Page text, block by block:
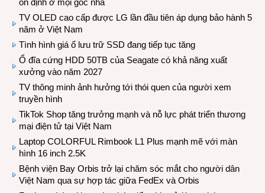
ổn định ở mọi góc nhà
TV OLED cao cấp được LG lần đầu tiên áp dụng bảo hành 5
năm ở Việt Nam
Tình hình giá ổ lưu trữ SSD đang tiếp tục tăng
Ổ đĩa cứng HDD 50TB của Seagate có khả năng xuất
xưởng vào năm 2027
TV thông minh ảnh hưởng tới thói quen của người xem
truyền hình
TikTok Shop tăng trưởng mạnh và nỗ lực phát triển thương
mại điện tử tại Việt Nam
Laptop COLORFUL Rimbook L1 Plus mạnh mẽ với màn
hình 16 inch 2.5K
Bệnh viện Bay Orbis trở lại chăm sóc mắt cho người dân
Việt Nam qua sự hợp tác giữa FedEx và Orbis